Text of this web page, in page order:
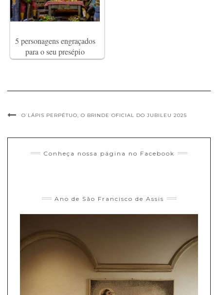
5 personagens engraçados
para o seu presépio
O LÁPIS PERPÉTUO, O BRINDE OFICIAL DO JUBILEU 2025
Conheça nossa página no Facebook
Ano de São Francisco de Assis